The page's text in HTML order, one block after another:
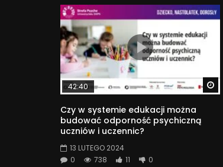
42:40
Czy w systemie edukacji można
budować odporność psychiczną
uczniów i uczennic?
13 LUTEGO 2024
0
738 11 0